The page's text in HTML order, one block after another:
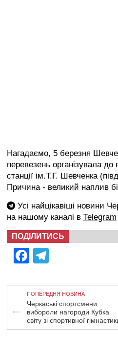
Нагадаємо, 5 березня
перевезень організуваладо
станції ім.Т.Г. Шевченка
Причина - великий наплив
Усі найцікавіші новини
на нашому каналі в Telegram
ПОДІЛИТИСЬ
Facebook
ПОПЕРЕДНЯ НОВИНА
Черкаські спортсмени
вибороли нагороди Кубка
світу зі спортивної